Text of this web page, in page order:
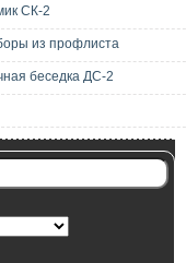
СК-2
из профлиста
беседка ДС-2